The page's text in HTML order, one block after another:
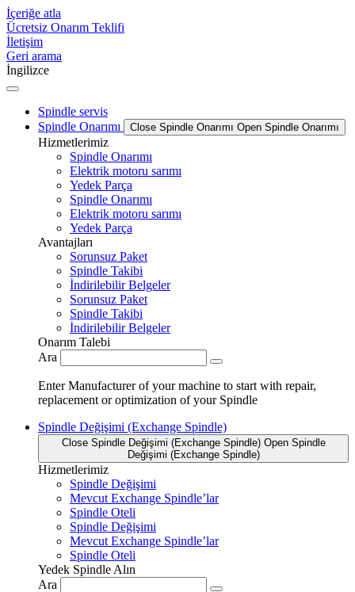
İçeriğe atla
Ücretsiz Onarım Teklifi
İletişim
Geri arama
İngilizce
Spindle servis
Spindle Onarımı
Close Spindle Onarımı Open Spindle Onarımı
Hizmetlerimiz
Spindle Onarımı
Elektrik motoru sarımı
Yedek Parça
Spindle Onarımı
Elektrik motoru sarımı
Yedek Parça
Avantajları
Sorunsuz Paket
Spindle Takibi
İndirilebilir Belgeler
Sorunsuz Paket
Spindle Takibi
İndirilebilir Belgeler
Onarım Talebi
Ara
Enter Manufacturer of your machine to start with repair,
replacement or optimization of your Spindle
Spindle Değişimi (Exchange Spindle)
Close Spindle Değişimi (Exchange Spindle) Open Spindle
Değişimi (Exchange Spindle)
Hizmetlerimiz
Spindle Değişimi
Mevcut Exchange Spindle’lar
Spindle Oteli
Spindle Değişimi
Mevcut Exchange Spindle’lar
Spindle Oteli
Yedek Spindle Alın
Ara